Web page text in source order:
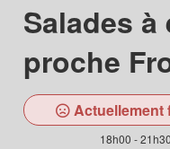
Salades
proche
Actuellement
18h00 - 21h30